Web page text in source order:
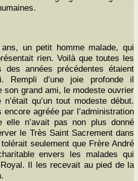
un petit homme malade, qui
rien. Voilà que toutes les
années précé­dentes étaient
Rem­pli d’une joie pro­fonde il
son grand ami, le mod­este ouvri­er
qu’un tout mod­este début.
encore agréée par l’administration
elle n’avait pas non plus don­né
le Très Saint Sacre­ment dans
seule­ment que Frère André
envers les malades qui
Il les rece­vait au pied de la